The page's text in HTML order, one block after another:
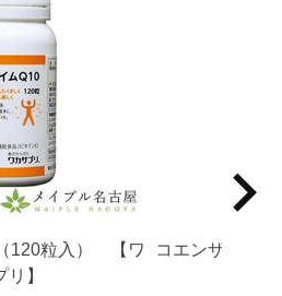
120粒入） 【ワ
リ】
コエンザイム